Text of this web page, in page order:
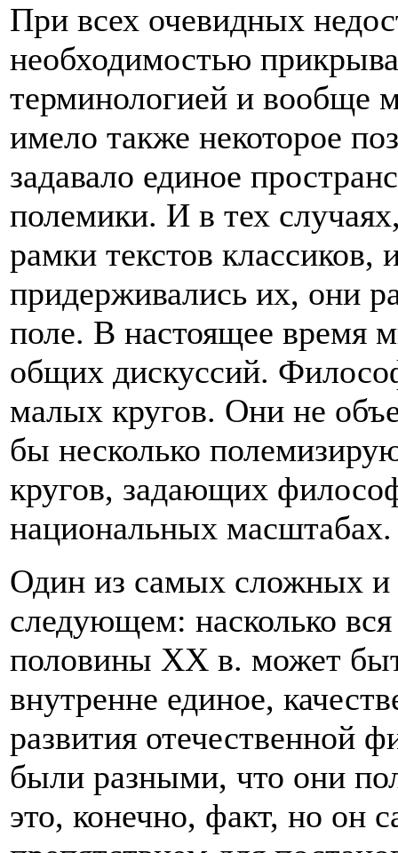
При всех очевидных
необходимостью
терминологией и вообще
имело также некоторое
задавало единое
полемики. И в тех
рамки текстов классиков,
придерживались их, они
поле. В настоящее
общих дискуссий.
малых кругов. Они не
бы несколько
кругов, задающих
национальных масштабах.
Один из самых сложных и
следующем: насколько
половины XX в. может
внутренне единое,
развития отечественной
были разными, что они
это, конечно, факт, но он